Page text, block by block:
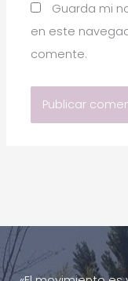
Guarda mi
en este
comente.